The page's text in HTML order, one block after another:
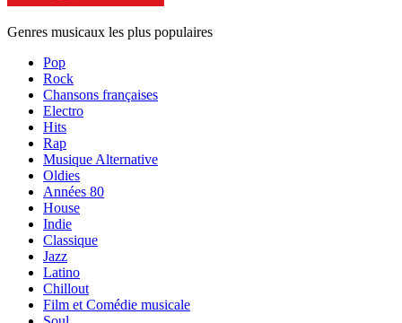
Genres musicaux les plus populaires
Pop
Rock
Chansons françaises
Electro
Hits
Rap
Musique Alternative
Oldies
Années 80
House
Indie
Classique
Jazz
Latino
Chillout
Film et Comédie musicale